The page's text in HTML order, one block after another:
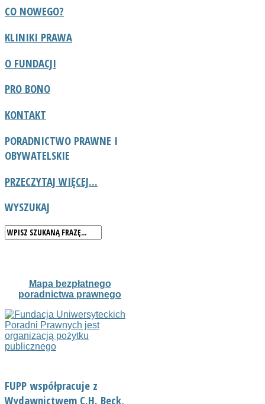
CO NOWEGO?
KLINIKI PRAWA
O FUNDACJI
PRO BONO
KONTAKT
PORADNICTWO PRAWNE I
OBYWATELSKIE
PRZECZYTAJ WIĘCEJ...
WYSZUKAJ
Mapa bezpłatnego
poradnictwa prawnego
FUPP współpracuje z
Wydawnictwem C.H. Beck,